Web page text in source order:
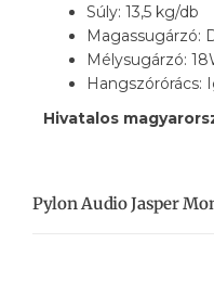
Súly: 13,5 kg/db
Magassugárzó:
Mélysugárzó:
Hangszórórács:
Hivatalos
Pylon Audio Jasper